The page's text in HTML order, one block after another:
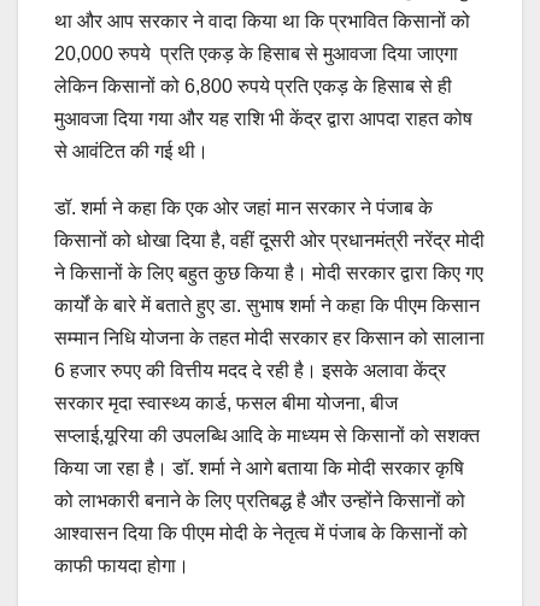
था और आप सरकार ने वादा किया था कि प्रभावित किसानों को
20,000 रुपये प्रति एकड़ के हिसाब से मुआवजा दिया जाएगा
लेकिन किसानों को 6,800 रुपये प्रति एकड़ के हिसाब से ही
मुआवजा दिया गया और यह राशि भी केंद्र द्वारा आपदा राहत कोष
से आवंटित की गई थी।
डॉ. शर्मा ने कहा कि एक ओर जहां मान सरकार ने पंजाब के
किसानों को धोखा दिया है, वहीं दूसरी ओर प्रधानमंत्री नरेंद्र मोदी
ने किसानों के लिए बहुत कुछ किया है। मोदी सरकार द्वारा किए गए
कार्यों के बारे में बताते हुए डा. सुभाष शर्मा ने कहा कि पीएम किसान
सम्मान निधि योजना के तहत मोदी सरकार हर किसान को सालाना
6 हजार रुपए की वित्तीय मदद दे रही है। इसके अलावा केंद्र
सरकार मृदा स्वास्थ्य कार्ड, फसल बीमा योजना, बीज
सप्लाई,यूरिया की उपलब्धि आदि के माध्यम से किसानों को सशक्त
किया जा रहा है। डॉ. शर्मा ने आगे बताया कि मोदी सरकार कृषि
को लाभकारी बनाने के लिए प्रतिबद्ध है और उन्होंने किसानों को
आश्वासन दिया कि पीएम मोदी के नेतृत्व में पंजाब के किसानों को
काफी फायदा होगा।